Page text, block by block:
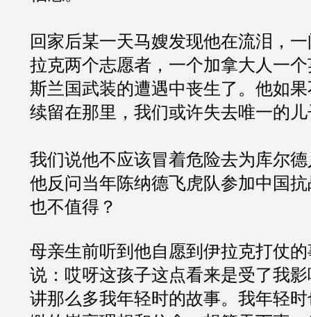
回家后某一天马嫂发现他在流泪，
拉克两个志愿者，一个加拿大人一
斯兰国武装的遭遇中丧生了。他如
续留在那里，我们或许失去唯一的
我们说他不应该冒着危险去为库尔
他反问当年陈纳德飞虎队参加中国
也不值得？
母亲生前听到他自愿到伊拉克打仗
说：哎呀这孩子这点看来是受了我
讲那么多我年轻时的故事。我年轻